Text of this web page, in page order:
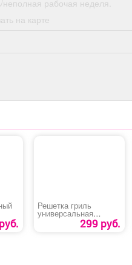
рабочая неделя.
на карте
Решетка гриль
универсальная
«Эконом» 299 руб.